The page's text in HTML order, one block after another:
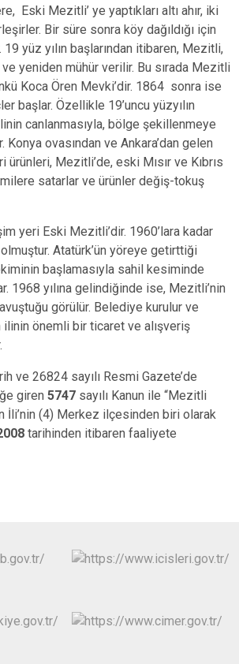
Eski Mezitli’ ye yaptıkları altı ahır, iki
Bir süre sonra köy dağıldığı için
19 yüz yılın başlarından itibaren, Mezitli,
ve yeniden mühür verilir. Bu sırada Mezitli
Koca Ören Mevki’dir. 1864 sonra ise
başlar. Özellikle 19’uncu yüzyılın
canlanmasıyla, bölge şekillenmeye
ovasından ve Ankara’dan gelen
Mezitli’de, eski Mısır ve Kıbrıs
satarlar ve ürünler değiş-tokuş
yeri Eski Mezitli’dir. 1960’lara kadar
Atatürk’ün yöreye getirttiği
başlamasıyla sahil kesiminde
1968 yılına gelindiğinde ise, Mezitli’nin
görülür. Belediye kurulur ve
önemli bir ticaret ve alışveriş
26824 sayılı Resmi Gazete’de
giren 5747 sayılı Kanun ile “Mezitli
İli’nin (4) Merkez ilçesinden biri olarak
tarihinden itibaren faaliyete